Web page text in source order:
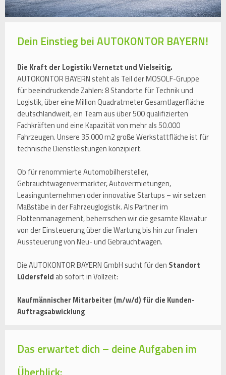
Dein Einstieg bei AUTOKONTOR BAYERN!
Die Kraft der Logistik: Vernetzt und Vielseitig.
AUTOKONTOR BAYERN steht als Teil der MOSOLF-Gruppe
für beeindruckende Zahlen: 8 Standorte für Technik und
Logistik, über eine Million Quadratmeter Gesamtlagerfläche
deutschlandweit, ein Team aus über 500 qualifizierten
Fachkräften und eine Kapazität von mehr als 50.000
Fahrzeugen. Unsere 35.000 m2 große Werkstattfläche ist für
technische Dienstleistungen konzipiert.
Ob für renommierte Automobilhersteller,
Gebrauchtwagenvermarkter, Autovermietungen,
Leasingunternehmen oder innovative Startups – wir setzen
Maßstäbe in der Fahrzeuglogistik. Als Partner im
Flottenmanagement, beherrschen wir die gesamte Klaviatur
von der Einsteuerung über die Wartung bis hin zur finalen
Aussteuerung von Neu- und Gebrauchtwagen.
Die AUTOKONTOR BAYERN GmbH sucht für den Standort
Lüdersfeld ab sofort in Vollzeit:
Kaufmännischer Mitarbeiter (m/w/d) für die Kunden-
Auftragsabwicklung
Das erwartet dich – deine Aufgaben im